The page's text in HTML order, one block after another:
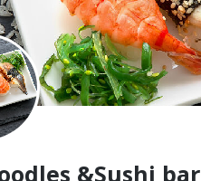
&Sushi bar